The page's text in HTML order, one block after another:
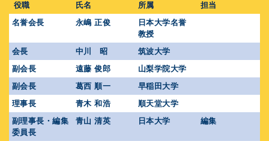
役職 氏名 所属
担当
名誉会長
永嶋 正俊
日本大学名誉
教授
会長
中川 昭
筑波大学
副会長
遠藤 俊郎
山梨学院大学
副会長
葛西 順一
早稲田大学
理事長
青木 和浩
順天堂大学
副理事長・編集
委員長
青山 清英 日本大学 編集